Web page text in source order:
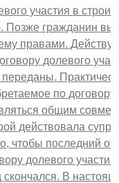
участия в
гражданин
правами.
долевого
по
общим
действовала
чтобы последний
долевого
В